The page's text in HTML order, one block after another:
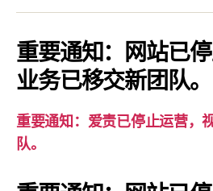
重要通知：网站已
业务已移交新团队。
重要通知：爱责已停止运营，
队。